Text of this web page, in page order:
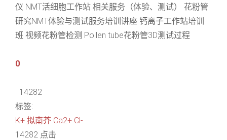
仪 NMT活细胞工作站 相关服务（体验、测试） 花粉管
研究NMT体验与测试服务培训讲座 钙离子工作站培训
班 视频花粉管检测 Pollen tube花粉管3D测试过程
0
14282
标签:
K+ 拟南芥 Ca2+ Cl-
14282 点击